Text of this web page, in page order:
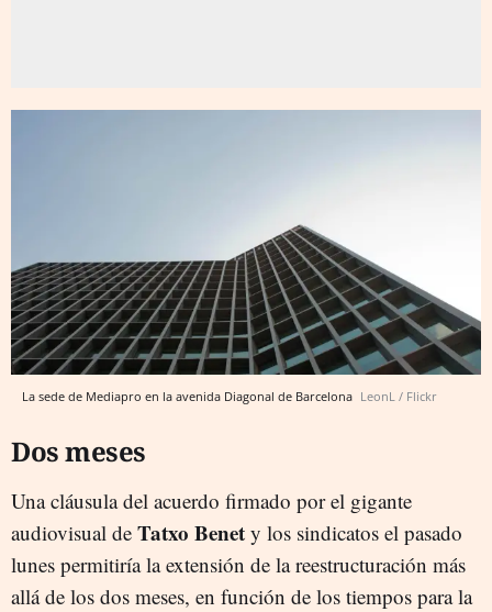
La sede de Mediapro en la avenida Diagonal de Barcelona LeonL / Flickr
Dos meses
Una cláusula del acuerdo firmado por el gigante
audiovisual de Tatxo Benet y los sindicatos el pasado
lunes permitiría la extensión de la reestructuración más
allá de los dos meses, en función de los tiempos para la